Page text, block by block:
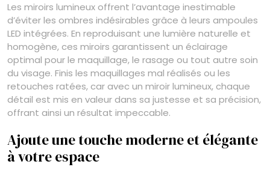
Les miroirs lumineux offrent l’avantage inestimable
d’éviter les ombres indésirables grâce à leurs ampoules
LED intégrées. En reproduisant une lumière naturelle et
homogène, ces miroirs garantissent un éclairage
optimal pour le maquillage, le rasage ou tout autre soin
du visage. Finis les maquillages mal réalisés ou les
retouches ratées, car avec un miroir lumineux, chaque
détail est mis en valeur dans sa justesse et sa précision,
offrant ainsi un résultat impeccable.
Ajoute une touche moderne et élégante
à votre espace